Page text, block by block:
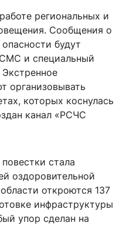
региональных и
Сообщения о
будут
и специальный
организовывать
которых коснулась
канал «РСЧС
стала
оздоровительной
откроются 137
инфраструктуры
упор сделан на